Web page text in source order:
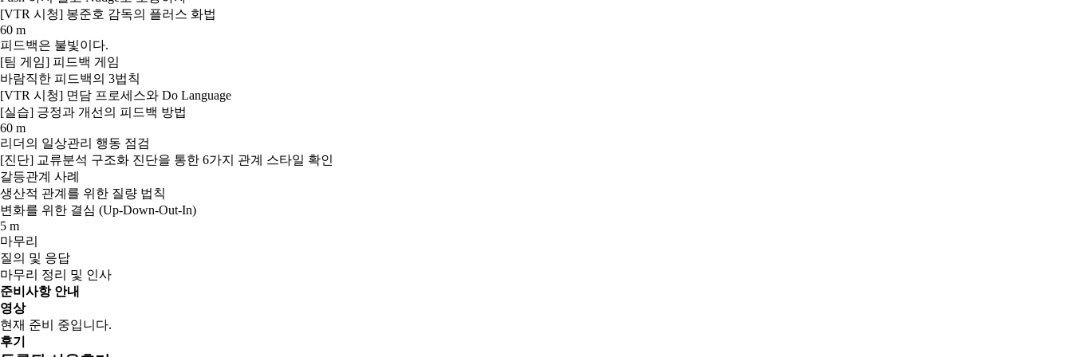
[VTR 시청] 봉준호 감독의 플러스 화법
60 m
피드백은 불빛이다.
[팀 게임] 피드백 게임
바람직한 피드백의 3법칙
[VTR 시청] 면담 프로세스와 Do Language
[실습] 긍정과 개선의 피드백 방법
60 m
리더의 일상관리 행동 점검
[진단] 교류분석 구조화 진단을 통한 6가지 관계 스타일 확인
갈등관계 사례
생산적 관계를 위한 질량 법칙
변화를 위한 결심 (Up-Down-Out-In)
5 m
마무리
질의 및 응답
마무리 정리 및 인사
준비사항 안내
영상
현재 준비 중입니다.
후기